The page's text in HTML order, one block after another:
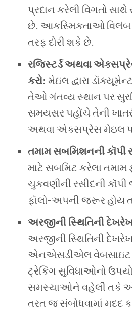
પ્રદાન કરેલી વિગતો
છે. આકસ્મિકતાઓ વિલંબ
તરફ દોરી શકે છે.
રજિસ્ટર્ડ અથવા
કરો: મેઇલ દ્વારા
તેઓ ગંતવ્ય સ્થાન પર
સમયસર પહોંચે તેની
અથવા એક્સપ્રેસ મેઇલ
તમામ સબમિશનની કૉપી
માટે સબમિટ કરેલા તમામ
ચુકવણીની રસીદની કૉપી
ફૉલો-અપની જરૂર હોય
અરજીની સ્થિતિની દેખરેખ
અરજીની સ્થિતિની દેખરેખ
એનએસડીએલ વેબસાઇટ
ટ્રેકિંગ સુવિધાઓનો
સમસ્યાઓને વહેલી તકે
તરત જ સંબોધવામાં મદદ